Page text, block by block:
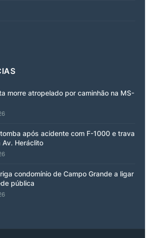
morre atropelado por caminhão na MS-
após acidente com F-1000 e trava
Heráclito
condomínio de Campo Grande a ligar
pública